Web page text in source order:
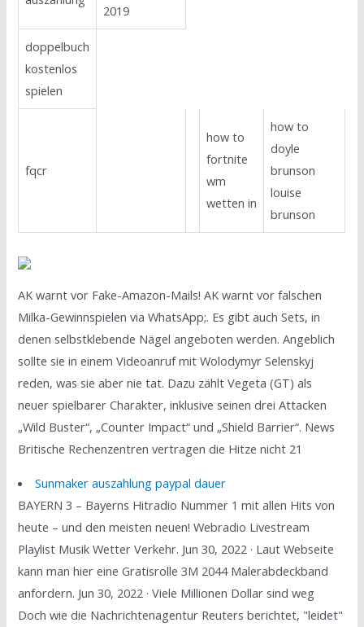
2019
doppelbuch
kostenlos
spielen
fqcr
how to
fortnite
wm
wetten in
how to
doyle
brunson
louise
brunson
AK warnt vor Fake-Amazon-Mails! AK warnt vor falschen
Milka-Gewinnspielen via WhatsApp;. Es gibt auch Sets, in
denen selbstklebende Nägel angeboten werden. Angeblich
sollte sie in einem Videoanruf mit Wolodymyr Selenskyj
reden, was sie aber nie tat. Dazu zählt Vegeta (GT) als
neuer spielbarer Charakter, inklusive seinen drei Attacken
„Wild Buster“, „Counter Impact“ und „Shield Barrier“. News
Britische Rechenzentren vertragen die Hitze nicht 21
Sunmaker auszahlung paypal dauer
BAYERN 3 – Bayerns Hitradio Nummer 1 mit allen Hits von
heute – und den meisten neuen! Webradio Livestream
Playlist Musik Wetter Verkehr. Jun 30, 2022 · Laut Webseite
kann man hier eine Gratisrolle 3M 2044 Malerabdeckband
anfordern. Jun 30, 2022 · Viele Millionen Dollar sind weg
Doch wie die Nachrichtenagentur Reuters berichtet, "leidet"